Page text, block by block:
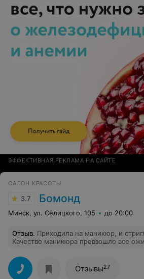
ЭФФЕКТИВНАЯ РЕКЛАМА НА САЙТЕ
САЛОН КРАСОТЫ
3.7 Бомонд
Минск, ул. Селицкого, 105 до 20:00
Отзыв. Приходила на маникюр, и
Качество маникюра превзошло все
достаточно слабые ногти, относились
единой трещины Стригла сына у
остался доволен, все аккуратно Нашла
Отзывы27